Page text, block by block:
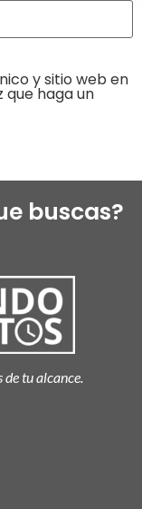
y sitio web en
haga un
buscas?
tu alcance.